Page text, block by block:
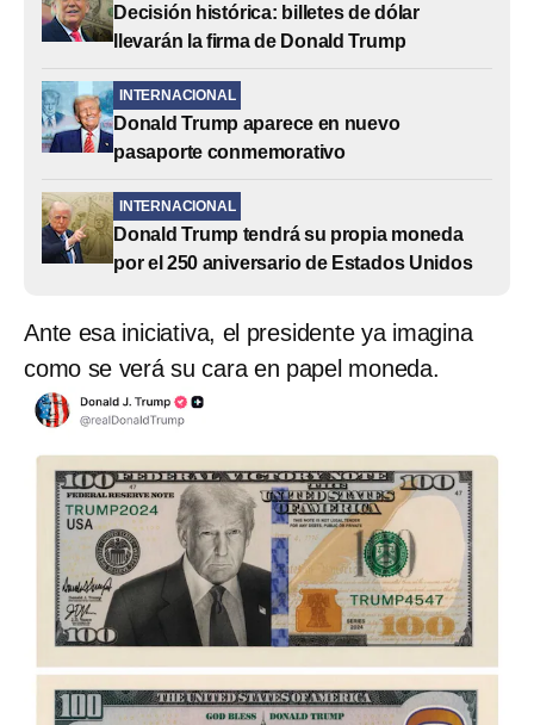
Decisión histórica: billetes de dólar
llevarán la firma de Donald Trump
INTERNACIONAL
Donald Trump aparece en nuevo
pasaporte conmemorativo
INTERNACIONAL
Donald Trump tendrá su propia moneda
por el 250 aniversario de Estados Unidos
Ante esa iniciativa, el presidente ya imagina
como se verá su cara en papel moneda.